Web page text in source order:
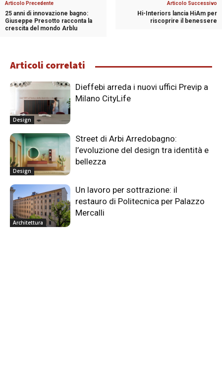
Articolo Precedente
25 anni di innovazione bagno:
Giuseppe Presotto racconta la
crescita del mondo Arblu
Articolo Successivo
Hi-Interiors lancia HiAm per
riscoprire il benessere
Articoli correlati
Design
Dieffebi arreda i nuovi uffici Previp a
Milano CityLife
Design
Street di Arbi Arredobagno:
l’evoluzione del design tra identità e
bellezza
Architettura
Un lavoro per sottrazione: il
restauro di Politecnica per Palazzo
Mercalli